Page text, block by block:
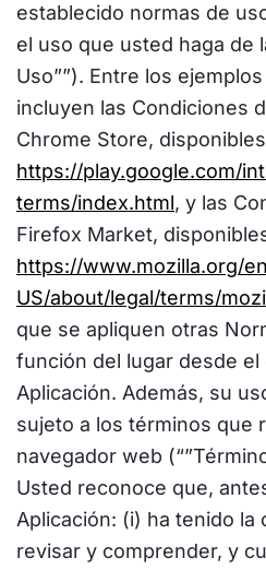
establecido normas de
el uso que usted haga de
Uso””). Entre los
incluyen las Condiciones
Chrome Store,
https://play.google.com/
terms/index.html, y las
Firefox Market,
https://www.mozilla.org/
US/about/legal/terms/
que se apliquen otras
función del lugar desde
Aplicación. Además, su
sujeto a los términos que
navegador web
Usted reconoce que,
Aplicación: (i) ha tenido la
revisar y comprender, y